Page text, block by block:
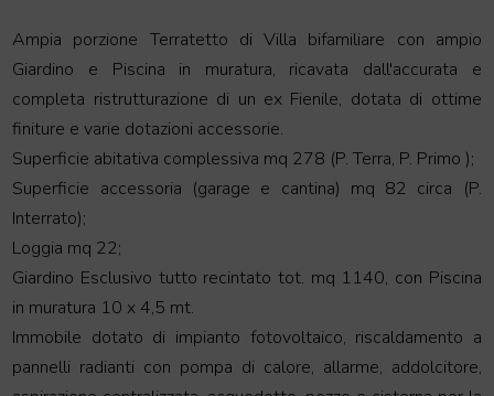
Fase
Di
Valutazione
Ampia porzione Terratetto di Villa bifamiliare con ampio
Giardino e Piscina in muratura, ricavata dall'accurata e
completa ristrutturazione di un ex Fienile, dotata di ottime
finiture e varie dotazioni accessorie.
Superficie abitativa complessiva mq 278 (P. Terra, P. Primo );
Superficie accessoria (garage e cantina) mq 82 circa (P.
Interrato);
Loggia mq 22;
Giardino Esclusivo tutto recintato tot. mq 1140, con Piscina
in muratura 10 x 4,5 mt.
Immobile dotato di impianto fotovoltaico, riscaldamento a
pannelli radianti con pompa di calore, allarme, addolcitore,